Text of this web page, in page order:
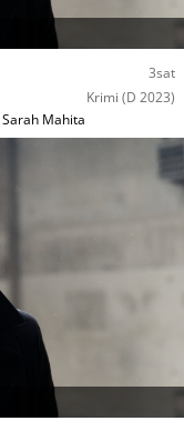
3sat
Krimi (D 2023)
Sarah Mahita